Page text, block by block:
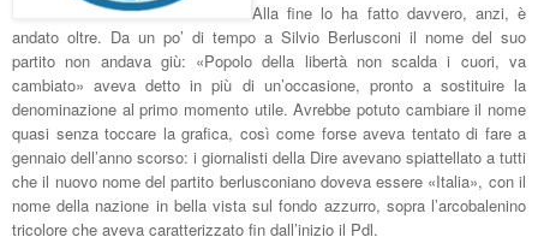
Alla fine lo ha fatto davvero, anzi, è
andato oltre. Da un po’ di tempo a Silvio Berlusconi il nome del suo
partito non andava giù: «Popolo della libertà non scalda i cuori, va
cambiato» aveva detto in più di un’occasione, pronto a sostituire la
denominazione al primo momento utile. Avrebbe potuto cambiare il nome
quasi senza toccare la grafica, così come forse aveva tentato di fare a
gennaio dell’anno scorso: i giornalisti della Dire avevano spiattellato a tutti
che il nuovo nome del partito berlusconiano doveva essere «Italia», con il
nome della nazione in bella vista sul fondo azzurro, sopra l’arcobalenino
tricolore che aveva caratterizzato fin dall’inizio il Pdl.